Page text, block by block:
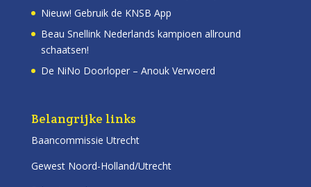
Nieuw! Gebruik de KNSB App
Beau Snellink Nederlands kampioen allround
schaatsen!
De NiNo Doorloper – Anouk Verwoerd
Belangrijke links
Baancommissie Utrecht
Gewest Noord-Holland/Utrecht